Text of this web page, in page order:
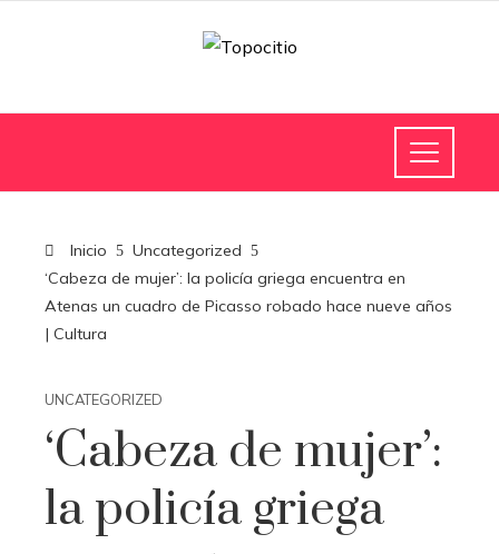
Inicio
Uncategorized
‘Cabeza de mujer’: la policía griega encuentra en
Atenas un cuadro de Picasso robado hace nueve años
| Cultura
UNCATEGORIZED
‘Cabeza de mujer’:
la policía griega